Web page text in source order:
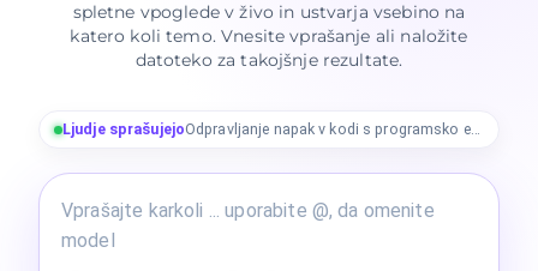
spletne vpoglede v živo in ustvarja vsebino na
katero koli temo. Vnesite vprašanje ali naložite
datoteko za takojšnje rezultate.
Ljudje sprašujejo Odpravljanje napak v kodi s programsko ekipo